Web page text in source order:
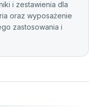
i zestawienia dla
oraz wyposażenie
zastosowania i